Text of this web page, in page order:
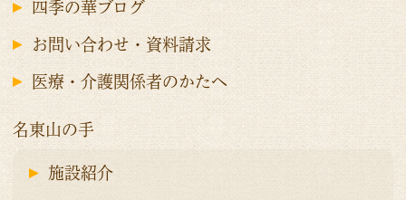
四季の華ブログ
お問い合わせ・資料請求
医療・介護関係者のかたへ
名東山の手
施設紹介